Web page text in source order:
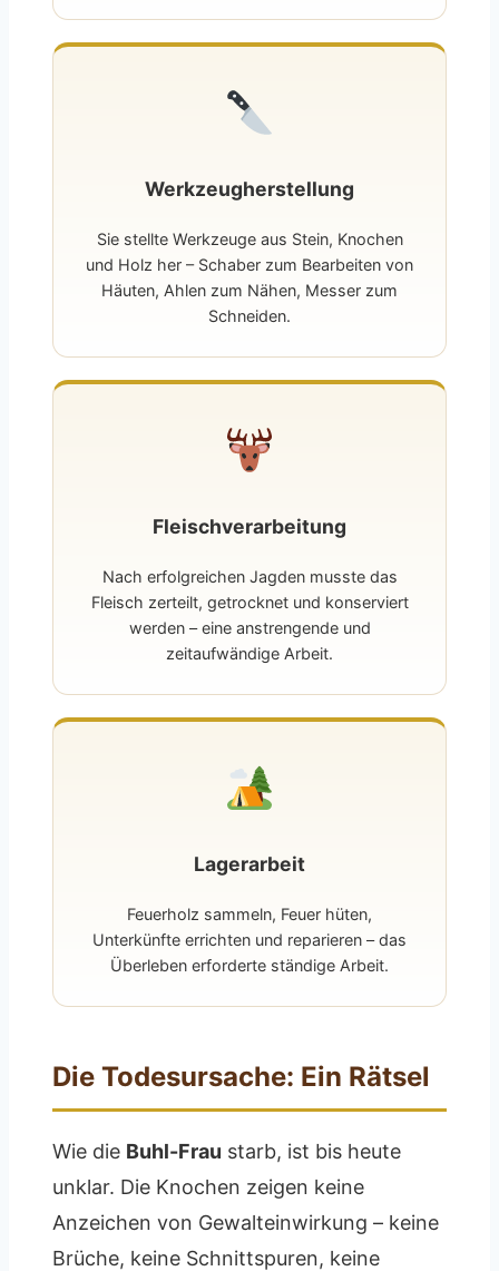
Werkzeugherstellung
Sie stellte Werkzeuge aus Stein, Knochen
und Holz her – Schaber zum Bearbeiten von
Häuten, Ahlen zum Nähen, Messer zum
Schneiden.
Fleischverarbeitung
Nach erfolgreichen Jagden musste das
Fleisch zerteilt, getrocknet und konserviert
werden – eine anstrengende und
zeitaufwändige Arbeit.
Lagerarbeit
Feuerholz sammeln, Feuer hüten,
Unterkünfte errichten und reparieren – das
Überleben erforderte ständige Arbeit.
Die Todesursache: Ein Rätsel
Wie die Buhl-Frau starb, ist bis heute
unklar. Die Knochen zeigen keine
Anzeichen von Gewalteinwirkung – keine
Brüche, keine Schnittspuren, keine